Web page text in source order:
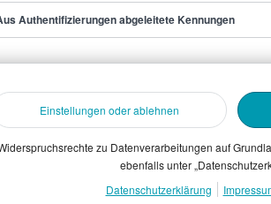
in Konzernrechnungslegung
gesammelten Daten. Dein
Branche, Selbstständigkeit
Vergütungssystems.
Authentifizierungen abgeleitete Kennungen
Einstellungen oder ablehnen
zu Datenverarbeitungen auf
ebenfalls unter
Datenschutzerklärung